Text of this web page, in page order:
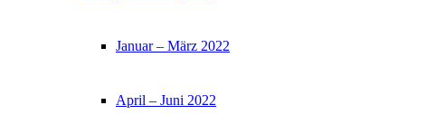
Januar – März 2022
April – Juni 2022